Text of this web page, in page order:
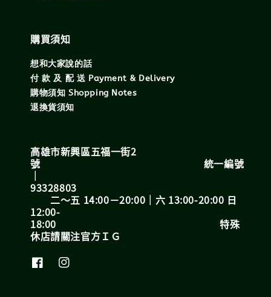
購買須知
想和大家說的話
付 款 及 配 送 Payment & Delivery
購物須知 Shopping Notes
退換貨須知
高雄市新興區五福一街2
號 統一編號
｜
93328803
二～五 14:00－20:00｜六 13:00-20:00 日
12:00-
18:00 特殊
休店請關注官方ＩＧ